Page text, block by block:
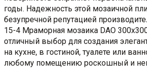
годы. Надежность этой мозаичной
безупречной репутацией
15-4 Мраморная мозаика DAO
отличный выбор для создания
на кухне, в гостиной, туалете или
любому помещению роскошный и